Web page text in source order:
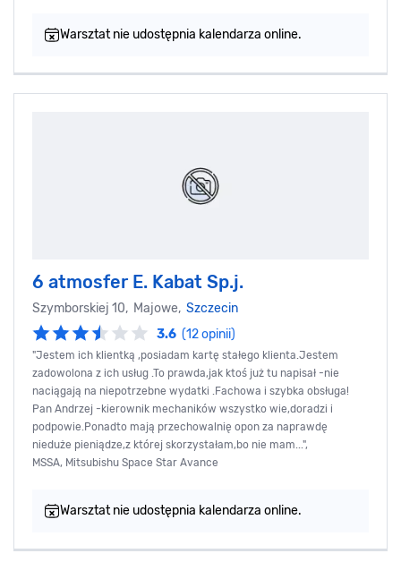
Warsztat nie udostępnia kalendarza online.
6 atmosfer E. Kabat Sp.j.
Szymborskiej 10, Majowe, Szczecin
3.6 (12 opinii)
"Jestem ich klientką ,posiadam kartę stałego klienta.Jestem
zadowolona z ich usług .To prawda,jak ktoś już tu napisał -nie
naciągają na niepotrzebne wydatki .Fachowa i szybka obsługa!
Pan Andrzej -kierownik mechaników wszystko wie,doradzi i
podpowie.Ponadto mają przechowalnię opon za naprawdę
nieduże pieniądze,z której skorzystałam,bo nie mam...",
MSSA, Mitsubishu Space Star Avance
Warsztat nie udostępnia kalendarza online.